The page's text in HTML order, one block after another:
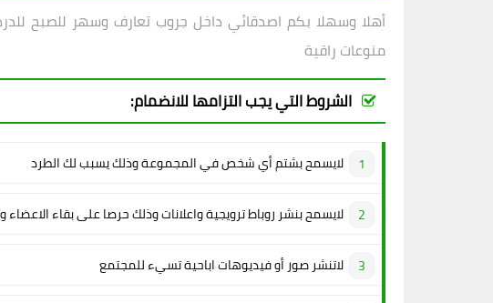
أهلا وسهلا بكم اصدقائي داخل جروب تعارف وسهر للصبح
منوعات راقية
الشروط التي يجب التزامها للانضمام:
لايسمح بشتم أي شخص في المجموعة وذلك يسبب لك الطرد
لايسمح بنشر روباط ترويجية واعلانات وذلك حرصا على بقاء
لاتنشر صور أو فيديوهات اباحية تسيء للمجتمع